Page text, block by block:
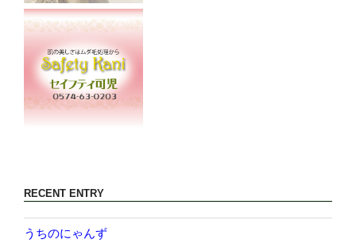
RECENT ENTRY
うちのにゃんず